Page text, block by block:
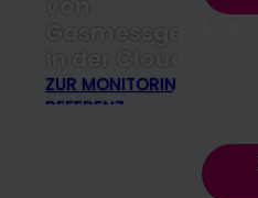
von
Gasmessgeräten
in der Cloud
ZUR MONITORING
REFERENZ